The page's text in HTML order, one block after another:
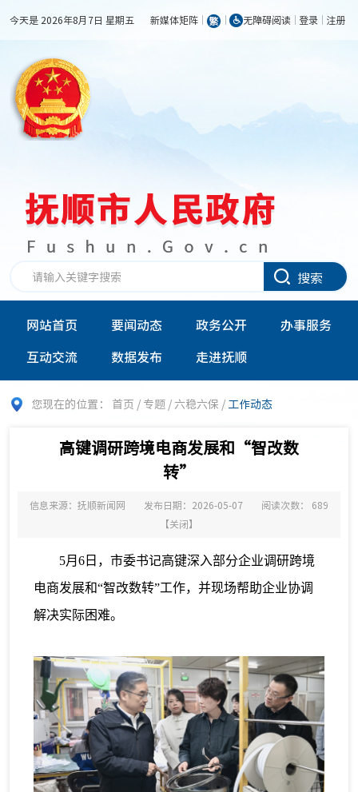
今天是 2026年8月7日 星期五 新媒体矩阵 无障碍阅读 登录 注册
搜索
网站首页 要闻动态 政务公开
办事服务
互动交流
数据发布 走进抚顺
您现在的位置： 首页 / 专题 / 六稳六保 / 工作动态
高键调研跨境电商发展和“智改数
转”
信息来源：抚顺新闻网 发布日期：2026-05-07 阅读次数： 689
【关闭】
5月6日，市委书记高键深入部分企业调研跨境
电商发展和“智改数转”工作，并现场帮助企业协调
解决实际困难。